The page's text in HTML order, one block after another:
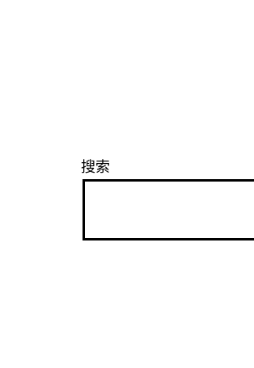
搜索